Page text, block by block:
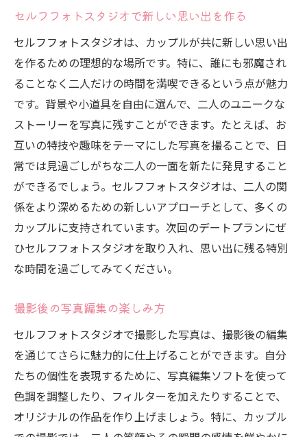
セルフフォトスタジオで新しい思い出を作る
セルフフォトスタジオは、カップルが共に新しい思い出
を作るための理想的な場所です。特に、誰にも邪魔され
ることなく二人だけの時間を満喫できるという点が魅力
です。背景や小道具を自由に選んで、二人のユニークな
ストーリーを写真に残すことができます。たとえば、お
互いの特技や趣味をテーマにした写真を撮ることで、日
常では見過ごしがちな二人の一面を新たに発見すること
ができるでしょう。セルフフォトスタジオは、二人の関
係をより深めるための新しいアプローチとして、多くの
カップルに支持されています。次回のデートプランにぜ
ひセルフフォトスタジオを取り入れ、思い出に残る特別
な時間を過ごしてみてください。
撮影後の写真編集の楽しみ方
セルフフォトスタジオで撮影した写真は、撮影後の編集
を通じてさらに魅力的に仕上げることができます。自分
たちの個性を表現するために、写真編集ソフトを使って
色調を調整したり、フィルターを加えたりすることで、
オリジナルの作品を作り上げましょう。特に、カップル